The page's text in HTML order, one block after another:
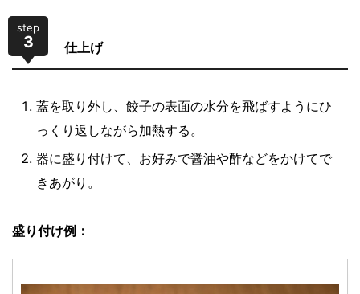
step
3 仕上げ
蓋を取り外し、餃子の表面の水分を飛ばすようにひ
っくり返しながら加熱する。
器に盛り付けて、お好みで醤油や酢などをかけてで
きあがり。
盛り付け例：